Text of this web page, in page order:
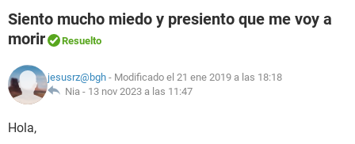
FAMILIA
NUTRICIÓN
Siento mucho miedo y presiento que me voy a
morir
Resuelto
jesusrz@bgh - Modificado el 21 ene 2019 a las 18:18
Nia - 13 nov 2023 a las 11:47
Hola,